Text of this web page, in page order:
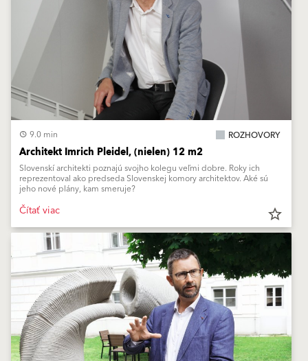
9.0 min ROZHOVORY
Architekt Imrich Pleidel, (nielen) 12 m2
Slovenskí architekti poznajú svojho kolegu veľmi dobre. Roky ich
reprezentoval ako predseda Slovenskej komory architektov. Aké sú
jeho nové plány, kam smeruje?
Čítať viac star_border